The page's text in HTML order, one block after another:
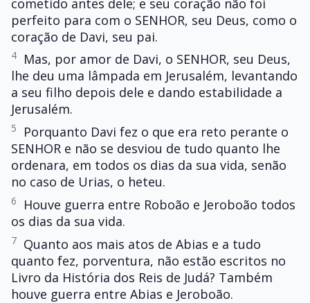
perfeito para com o SENHOR, seu Deus, como o
coração de Davi, seu pai.
4
Mas, por amor de Davi, o SENHOR, seu Deus,
lhe deu uma lâmpada em Jerusalém, levantando
a seu filho depois dele e dando estabilidade a
Jerusalém.
5
Porquanto Davi fez o que era reto perante o
SENHOR e não se desviou de tudo quanto lhe
ordenara, em todos os dias da sua vida, senão
no caso de Urias, o heteu.
6
Houve guerra entre Roboão e Jeroboão todos
os dias da sua vida.
7 Quanto aos mais atos de Abias e a tudo
quanto fez, porventura, não estão escritos no
Livro da História dos Reis de Judá? Também
houve guerra entre Abias e Jeroboão.